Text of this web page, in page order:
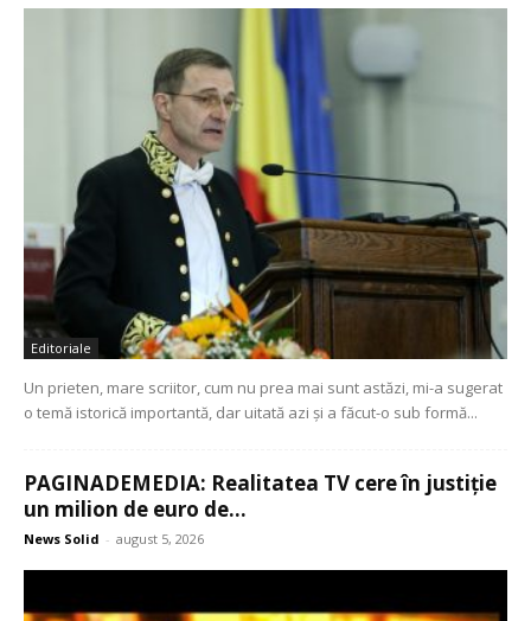
Editoriale
Un prieten, mare scriitor, cum nu prea mai sunt astăzi, mi-a sugerat
o temă istorică importantă, dar uitată azi și a făcut-o sub formă...
PAGINADEMEDIA: Realitatea TV cere în justiție
un milion de euro de...
News Solid - august 5, 2026